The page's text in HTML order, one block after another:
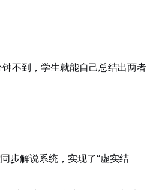
不到，学生就能自己总结出两者
步解说系统，实现了“虚实结